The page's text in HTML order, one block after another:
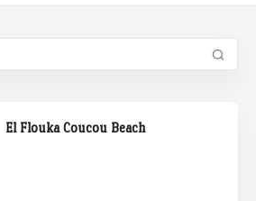
El Flouka Coucou Beach